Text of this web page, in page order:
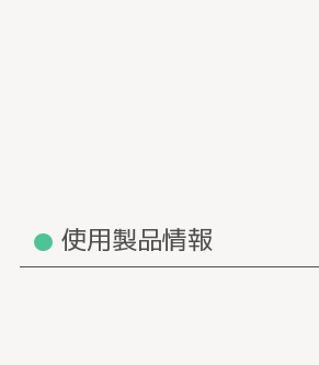
使用製品情報